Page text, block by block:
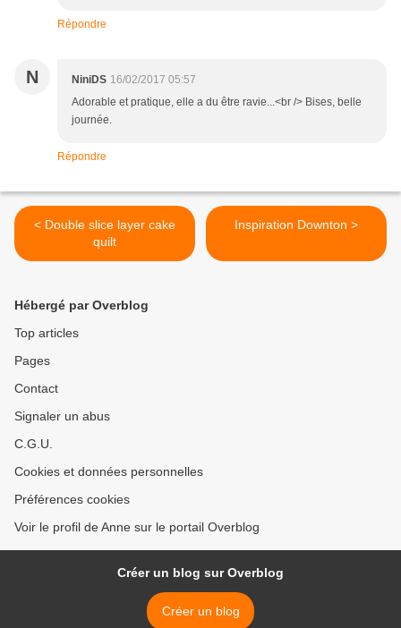
Répondre
N NiniDS 16/02/2017 05:57
Adorable et pratique, elle a du être ravie...<br /> Bises, belle
journée.
Répondre
< Double slice layer cake
quilt
Inspiration Downton >
Hébergé par Overblog
Top articles
Pages
Contact
Signaler un abus
C.G.U.
Cookies et données personnelles
Préférences cookies
Voir le profil de Anne sur le portail Overblog
Créer un blog sur Overblog
Créer un blog